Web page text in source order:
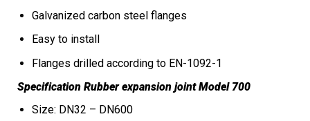
Galvanized carbon steel flanges
Easy to install
Flanges drilled according to EN-1092-1
Specification Rubber expansion joint Model 700
Size: DN32 – DN600